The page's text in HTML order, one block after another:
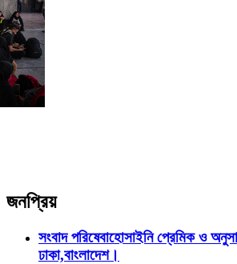
জনপ্রিয়
সংবাদ পরিষেবাহোসাইনি প্রেমিক ও
ঢাকা,বাংলাদেশ।